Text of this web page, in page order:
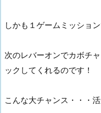
しかも１ゲームミッション
次のレバーオンでカボチ
ックしてくれるのです！
こんな大チャンス・・・